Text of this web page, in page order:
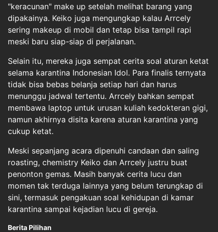
"keracunan" make up setelah melihat barang yang
dipakainya. Keiko juga mengungkap kalau Arrcely
sering makeup di mobil dan tetap bisa tampil rapi
meski baru siap-siap di perjalanan.
Selain itu, mereka juga sempat cerita soal aturan ketat
selama karantina Indonesian Idol. Para finalis ternyata
tidak bisa bebas belanja setiap hari dan harus
menunggu jadwal tertentu. Arrcely bahkan sempat
membawa laptop untuk urusan kuliah kedokteran gigi,
namun akhirnya disita karena aturan karantina yang
cukup ketat.
Meski sepanjang acara dipenuhi candaan dan saling
roasting, chemistry Keiko dan Arrcely justru buat
penonton gemas. Masih banyak cerita lucu dan
momen tak terduga lainnya yang belum terungkap di
sini, termasuk pengakuan soal kehidupan di kamar
karantina sampai kejadian lucu di gereja.
Berita Pilihan